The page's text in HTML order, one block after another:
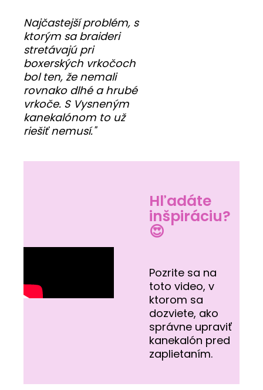
Najčastejší problém, s
ktorým sa braideri
stretávajú pri
boxerských vrkočoch
bol ten, že nemali
rovnako dlhé a hrubé
vrkoče. S Vysneným
kanekalónom to už
riešiť nemusí."
Hľadáte
inšpiráciu?
😍
Pozrite sa na
toto video, v
ktorom sa
dozviete, ako
správne upraviť
kanekalón pred
zaplietaním.